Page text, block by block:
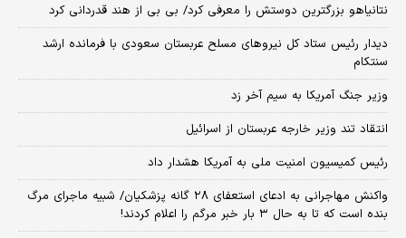
نتانیاهو بزرگترین دوستش را معرفی کرد/ بی بی از هند قدردانی کرد
دیدار رئیس ستاد کل نیروهای مسلح عربستان سعودی با فرمانده ارشد
سنتکام
وزیر جنگ آمریکا به سیم آخر زد
انتقاد تند وزیر خارجه عربستان از اسرائیل
رئیس کمیسیون امنیت ملی به آمریکا هشدار داد
واکنش مهاجرانی به ادعای استعفای ۲۸ گانه پزشکیان/ شبیه ماجرای مرگ
بنده است که تا به حال ۳ بار خبر مرگم را اعلام کردند!